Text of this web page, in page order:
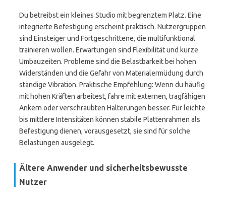
Du betreibst ein kleines Studio mit begrenztem Platz. Eine
integrierte Befestigung erscheint praktisch. Nutzergruppen
sind Einsteiger und Fortgeschrittene, die multifunktional
trainieren wollen. Erwartungen sind Flexibilität und kurze
Umbauzeiten. Probleme sind die Belastbarkeit bei hohen
Widerständen und die Gefahr von Materialermüdung durch
ständige Vibration. Praktische Empfehlung: Wenn du häufig
mit hohen Kräften arbeitest, fahre mit externen, tragfähigen
Ankern oder verschraubten Halterungen besser. Für leichte
bis mittlere Intensitäten können stabile Plattenrahmen als
Befestigung dienen, vorausgesetzt, sie sind für solche
Belastungen ausgelegt.
Ältere Anwender und sicherheitsbewusste
Nutzer